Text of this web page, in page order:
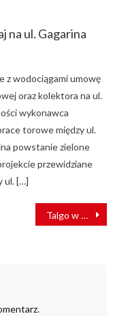
na ul. Gagarina
z wodociągami umowę
oraz kolektora na ul.
wykonawca
torowe między ul.
powstanie zielone
przewidziane
ul. […]
Talgo w barwach Deutsche Bahn pojadą z Berlina do Oslo